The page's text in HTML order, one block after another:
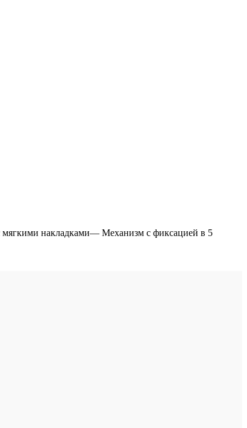
накладками— Механизм с фиксацией в 5